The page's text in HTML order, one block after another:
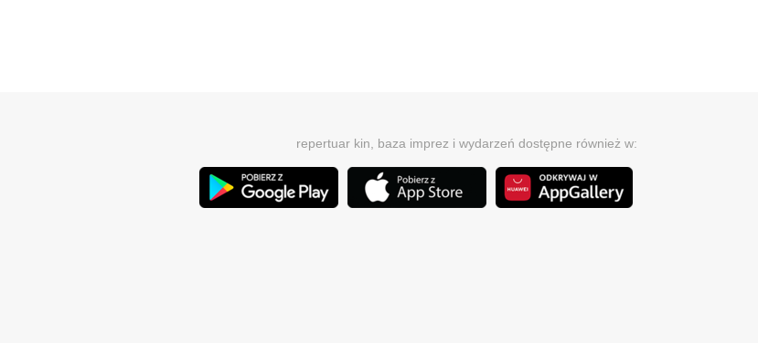
repertuar kin, baza imprez i wydarzeń dostępne również w: